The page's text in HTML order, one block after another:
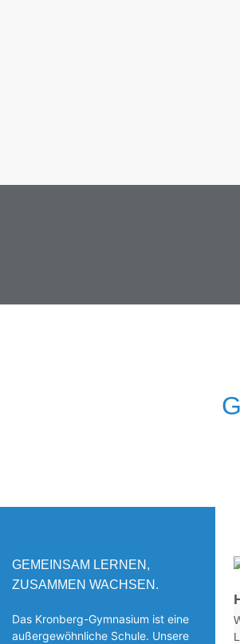
GEMEINSAM LERNEN,
ZUSAMMEN WACHSEN.
Das Kronberg-Gymnasium ist eine
außergewöhnliche Schule. Unsere